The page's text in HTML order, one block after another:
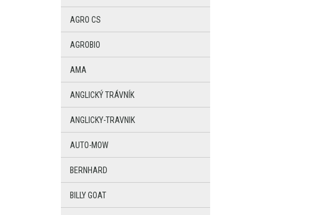
AGRO CS
AGROBIO
AMA
ANGLICKÝ TRÁVNÍK
ANGLICKY-TRAVNIK
AUTO-MOW
BERNHARD
BILLY GOAT